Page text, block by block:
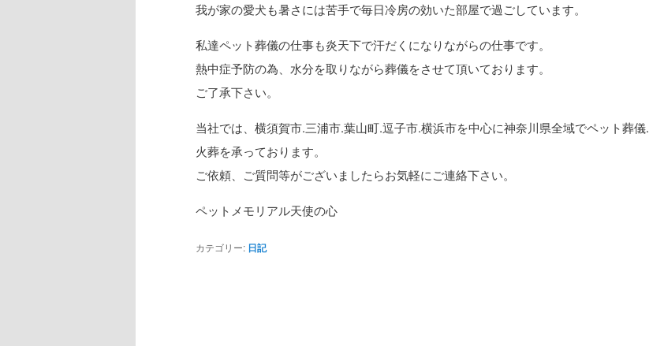
我が家の愛犬も暑さには苦手で毎日冷房の効いた部屋で過ごしています。
私達ペット葬儀の仕事も炎天下で汗だくになりながらの仕事です。
熱中症予防の為、水分を取りながら葬儀をさせて頂いております。
ご了承下さい。
当社では、横須賀市.三浦市.葉山町.逗子市.横浜市を中心に神奈川県全域でペット葬儀.
火葬を承っております。
ご依頼、ご質問等がございましたらお気軽にご連絡下さい。
ペットメモリアル天使の心
カテゴリー: 日記